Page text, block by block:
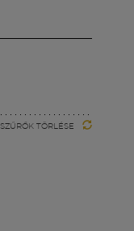
SZŰRŐK TÖRLÉSE